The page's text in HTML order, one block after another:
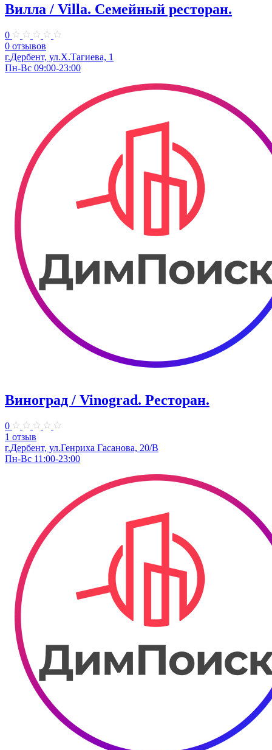
Вилла / Villa. Семейный ресторан.
0
0 отзывов
г.Дербент, ул.Х.Тагиева, 1
Пн-Вс 09:00-23:00
Виноград / Vinograd. Ресторан.
0
1 отзыв
г.Дербент, ​ул.Генриха Гасанова, 20/В
Пн-Вс 11:00-23:00